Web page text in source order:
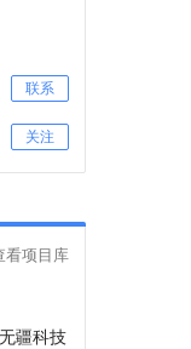
联系
关注
看项目库
疆科技